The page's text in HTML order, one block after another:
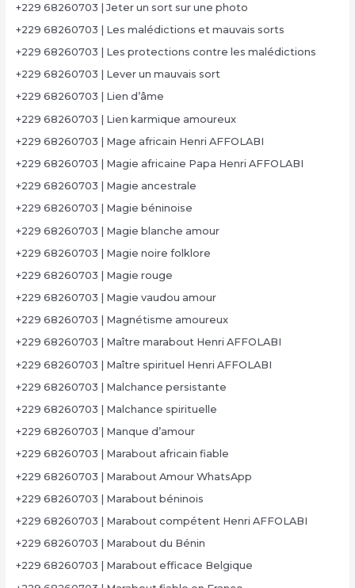
+229 68260703 | Jeter un sort sur une photo
+229 68260703 | Les malédictions et mauvais sorts
+229 68260703 | Les protections contre les malédictions
+229 68260703 | Lever un mauvais sort
+229 68260703 | Lien d’âme
+229 68260703 | Lien karmique amoureux
+229 68260703 | Mage africain Henri AFFOLABI
+229 68260703 | Magie africaine Papa Henri AFFOLABI
+229 68260703 | Magie ancestrale
+229 68260703 | Magie béninoise
+229 68260703 | Magie blanche amour
+229 68260703 | Magie noire folklore
+229 68260703 | Magie rouge
+229 68260703 | Magie vaudou amour
+229 68260703 | Magnétisme amoureux
+229 68260703 | Maître marabout Henri AFFOLABI
+229 68260703 | Maître spirituel Henri AFFOLABI
+229 68260703 | Malchance persistante
+229 68260703 | Malchance spirituelle
+229 68260703 | Manque d’amour
+229 68260703 | Marabout africain fiable
+229 68260703 | Marabout Amour WhatsApp
+229 68260703 | Marabout béninois
+229 68260703 | Marabout compétent Henri AFFOLABI
+229 68260703 | Marabout du Bénin
+229 68260703 | Marabout efficace Belgique